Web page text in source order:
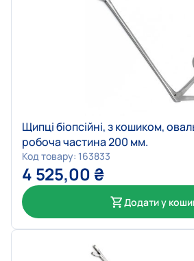
Щипці біопсійні, з кошиком,
робоча частина 200 мм.
Код товару: 163833
4 525,00 ₴
Додати у